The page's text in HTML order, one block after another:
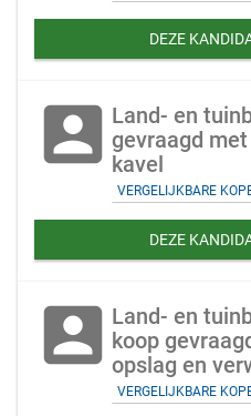
DEZE
account_box Land- en
gevraagd
kavel
VERGELIJKBARE
DEZE
account_box Land- en
koop
opslag en
VERGELIJKBARE